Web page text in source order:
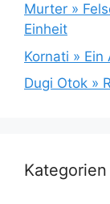
Murter »
Einheit
Kornati »
Dugi Otok »
Kategorien